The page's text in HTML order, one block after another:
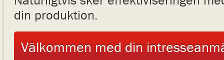
din produktion.
Välkommen med din